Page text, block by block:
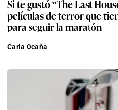
Si te gustó “The Last
películas de terror que
para seguir la maratón
Carla Ocaña